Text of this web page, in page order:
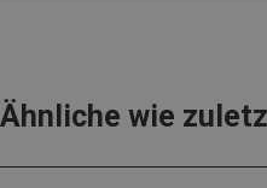
Ähnliche wie